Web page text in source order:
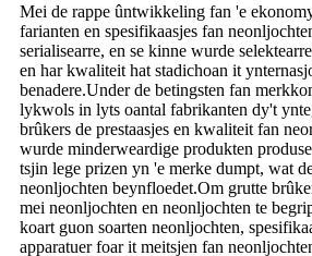
Mei de rappe ûntwikkeling fan 'e
farianten en spesifikaasjes fan
serialisearre, en se kinne wurde
en har kwaliteit hat stadichoan it
benadere.Under de betingsten fan
lykwols in lyts oantal fabrikanten dy't
brûkers de prestaasjes en kwaliteit fan
wurde minderweardige produkten
tsjin lege prizen yn 'e merke dumpt, wat
neonljochten beynfloedet.Om grutte
mei neonljochten en neonljochten te
koart guon soarten neonljochten,
apparatuer foar it meitsjen fan